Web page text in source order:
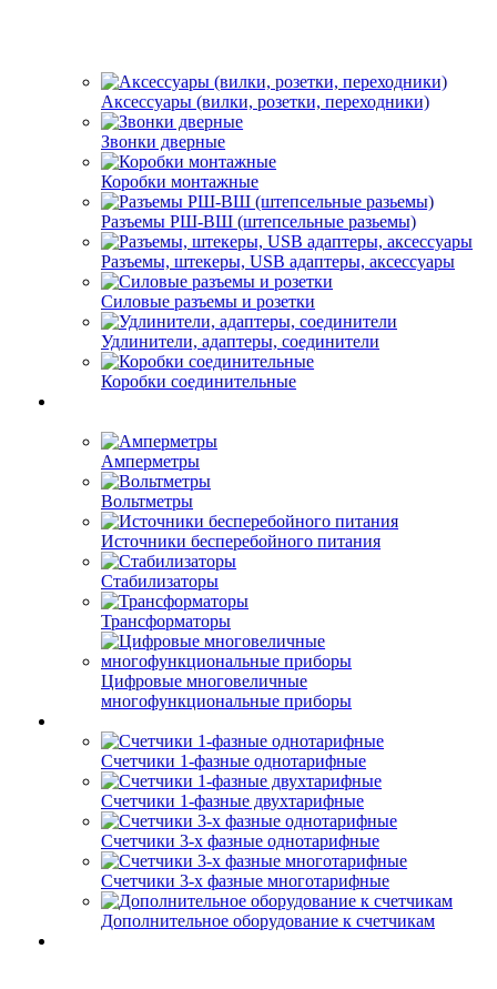
Аксессуары (вилки, розетки, переходники)
Звонки дверные
Коробки монтажные
Разъемы РШ-ВШ (штепсельные разьемы)
Разъемы, штекеры, USB адаптеры, аксессуары
Силовые разъемы и розетки
Удлинители, адаптеры, соединители
Коробки соединительные
Амперметры
Вольтметры
Источники бесперебойного питания
Стабилизаторы
Трансформаторы
Цифровые многовеличные
многофункциональные приборы
Счетчики 1-фазные однотарифные
Счетчики 1-фазные двухтарифные
Счетчики 3-х фазные однотарифные
Счетчики 3-х фазные многотарифные
Дополнительное оборудование к счетчикам